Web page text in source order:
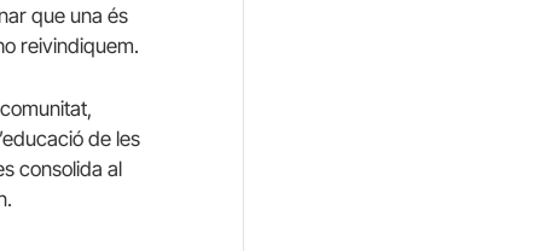
que una és
reivindiquem.
de les
consolida al